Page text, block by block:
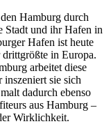
Hamburg durch
Stadt und ihr Hafen in
Hafen ist heute
drittgrößte in Europa.
arbeitet diese
sie sich
dadurch ebenso
aus Hamburg –
Wirklichkeit.